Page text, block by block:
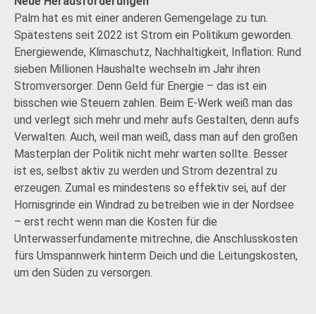
Palm hat es mit einer anderen Gemengelage zu tun.
Spätestens seit 2022 ist Strom ein Politikum geworden.
Energiewende, Klimaschutz, Nachhaltigkeit, Inflation: Rund
sieben Millionen Haushalte wechseln im Jahr ihren
Stromversorger. Denn Geld für Energie – das ist ein
bisschen wie Steuern zahlen. Beim E-Werk weiß man das
und verlegt sich mehr und mehr aufs Gestalten, denn aufs
Verwalten. Auch, weil man weiß, dass man auf den großen
Masterplan der Politik nicht mehr warten sollte. Besser
ist es, selbst aktiv zu werden und Strom dezentral zu
erzeugen. Zumal es mindestens so effektiv sei, auf der
Hornisgrinde ein Windrad zu betreiben wie in der Nordsee
– erst recht wenn man die Kosten für die
Unterwasserfundamente mitrechne, die Anschlusskosten
fürs Umspannwerk hinterm Deich und die Leitungskosten,
um den Süden zu versorgen.